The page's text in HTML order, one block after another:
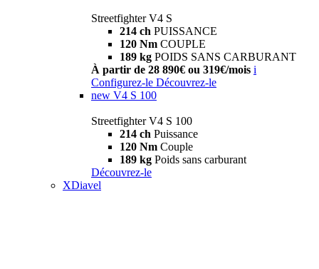
Streetfighter V4 S
214 ch PUISSANCE
120 Nm COUPLE
189 kg POIDS SANS CARBURANT
À partir de 28 890€ ou 319€/mois i
Configurez-le Découvrez-le
new V4 S 100
Streetfighter V4 S 100
214 ch Puissance
120 Nm Couple
189 kg Poids sans carburant
Découvrez-le
XDiavel